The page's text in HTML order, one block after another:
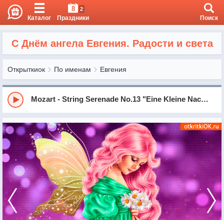
Каталог
8 2
Праздники Поиск
С Днём ангела Евгения. Радости и света
Открыткиок По именам Евгения
Mozart - String Serenade No.13 "Eine Kleine Nachtmusik" in G Major, KV525